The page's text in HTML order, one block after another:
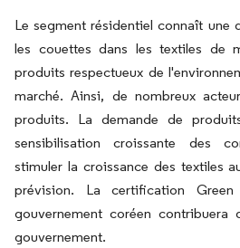
Le segment résidentiel connaît une
les couettes dans les textiles de
produits respectueux de
marché. Ainsi, de nombreux
produits. La demande de
sensibilisation croissante des
stimuler la croissance des textiles
prévision. La certification
gouvernement coréen contribuera
gouvernement.